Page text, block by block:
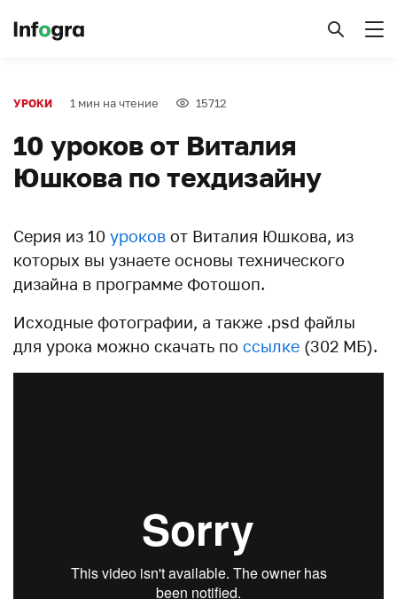
УРОКИ 1 мин на чтение 15712
10 уроков от Виталия
Юшкова по техдизайну
Серия из 10 уроков от Виталия Юшкова, из
которых вы узнаете основы технического
дизайна в программе Фотошоп.
Исходные фотографии, а также .psd файлы
для урока можно скачать по ссылке (302 МБ).